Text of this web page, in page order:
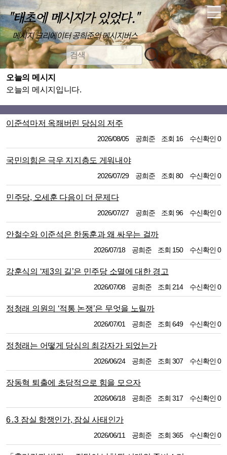
"태초에 메시지가 있었다."
메시지 크리에이터 공희준의 메시지버스
오늘의 메시지
오늘의 메시지입니다.
이준석마저 옥좨버린 당심의 저주
2026/08/05 공희준 조회 16 수신확인 0
국민의힘은 극우 지지층도 게워내야
2026/07/29 공희준 조회 80 수신확인 0
민주당, 오세훈 다음이 더 문제다
2026/07/27 공희준 조회 96 수신확인 0
안철수와 이준석은 한동훈과 왜 싸우는 걸까
2026/07/18 공희준 조회 150 수신확인 0
강훈식의 ‘제3의 길’은 민주당 소멸에 대한 경고
2026/07/08 공희준 조회 214 수신확인 0
정청래 의원의 ‘적통 논쟁’은 무엇을 노릴까
2026/07/01 공희준 조회 649 수신확인 0
정청래는 어떻게 당심의 최강자가 되었는가
2026/06/24 공희준 조회 307 수신확인 0
장동혁 퇴출에 초당적으로 힘을 모으자
2026/06/18 공희준 조회 317 수신확인 0
6․3 잠실 항쟁인가, 잠실 사태인가
2026/06/11 공희준 조회 365 수신확인 0